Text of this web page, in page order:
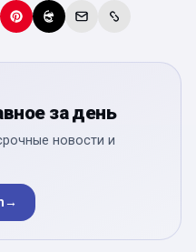
за день
новости и
→